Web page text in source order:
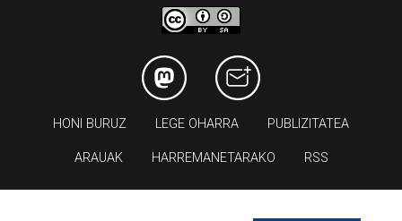
HONI BURUZ LEGE OHARRA PUBLIZITATEA
ARAUAK HARREMANETARAKO RSS